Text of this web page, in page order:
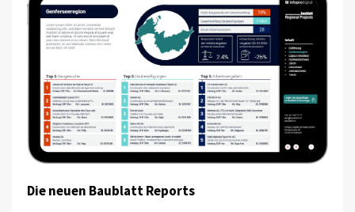
Die neuen Baublatt Reports